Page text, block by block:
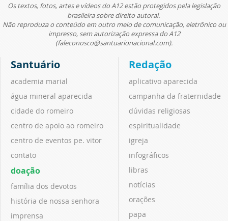
Os textos, fotos, artes e vídeos do A12 estão protegidos pela legislação
brasileira sobre direito autoral.
Não reproduza o conteúdo em outro meio de comunicação, eletrônico ou
impresso, sem autorização expressa do A12
(faleconosco@santuarionacional.com).
Santuário
academia marial
água mineral aparecida
cidade do romeiro
centro de apoio ao romeiro
centro de eventos pe. vitor
contato
doação
família dos devotos
história de nossa senhora
imprensa
Redação
aplicativo aparecida
campanha da fraternidade
dúvidas religiosas
espiritualidade
igreja
infográficos
libras
notícias
orações
papa